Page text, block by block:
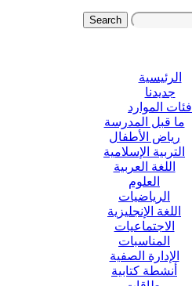
Search
الرئيسية
جديدنا
فئات الموارد
ما قبل المدرسة
رياض الأطفال
التربية الإسلامية
اللغة العربية
العلوم
الرياضيات
اللغة الإنجليزية
الاجتماعيات
المناسبات
الإدارة الصفية
أنشطة كتابية